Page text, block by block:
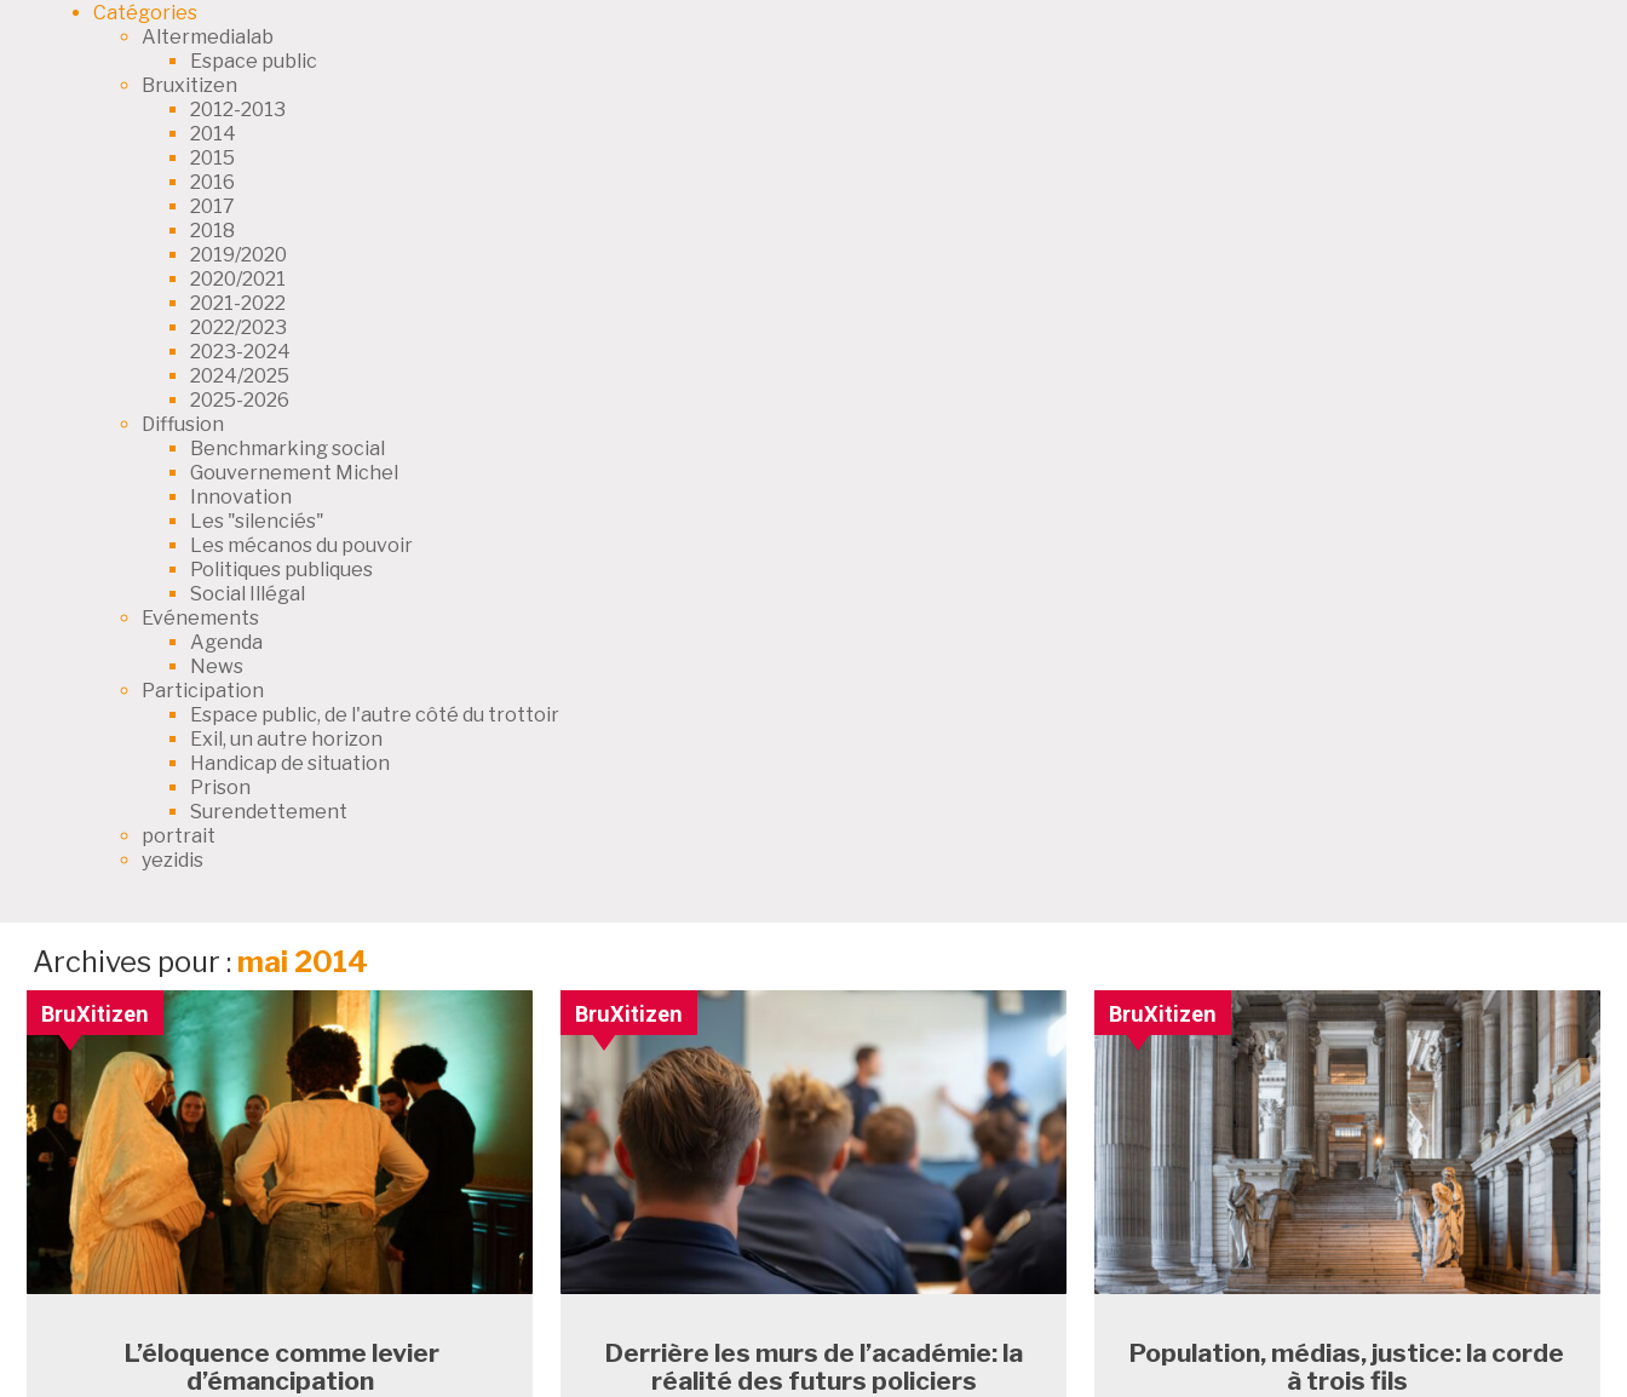
Catégories
Altermedialab
Espace public
Bruxitizen
2012-2013
2014
2015
2016
2017
2018
2019/2020
2020/2021
2021-2022
2022/2023
2023-2024
2024/2025
2025-2026
Diffusion
Benchmarking social
Gouvernement Michel
Innovation
Les "silenciés"
Les mécanos du pouvoir
Politiques publiques
Social Illégal
Evénements
Agenda
News
Participation
Espace public, de l'autre côté du trottoir
Exil, un autre horizon
Handicap de situation
Prison
Surendettement
portrait
yezidis
Archives pour : mai 2014
BruXitizen
L’éloquence comme levier
d’émancipation
BruXitizen
Derrière les murs de l’académie: la
réalité des futurs policiers
BruXitizen
Population, médias, justice: la corde
à trois fils